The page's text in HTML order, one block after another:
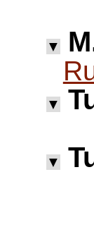
▼
▼
▼